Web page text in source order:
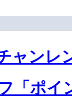
ャンレ
「ポ